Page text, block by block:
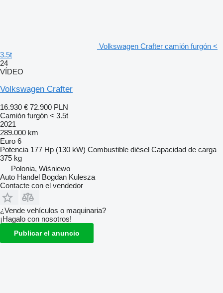
Volkswagen Crafter camión furgón <
3.5t
24
VÍDEO
Volkswagen Crafter
16.930 € 72.900 PLN
Camión furgón < 3.5t
2021
289.000 km
Euro 6
Potencia 177 Hp (130 kW) Combustible diésel Capacidad de carga
375 kg
Polonia, Wiśniewo
Auto Handel Bogdan Kulesza
Contacte con el vendedor
¿Vende vehículos o maquinaria?
¡Hagalo con nosotros!
Publicar el anuncio